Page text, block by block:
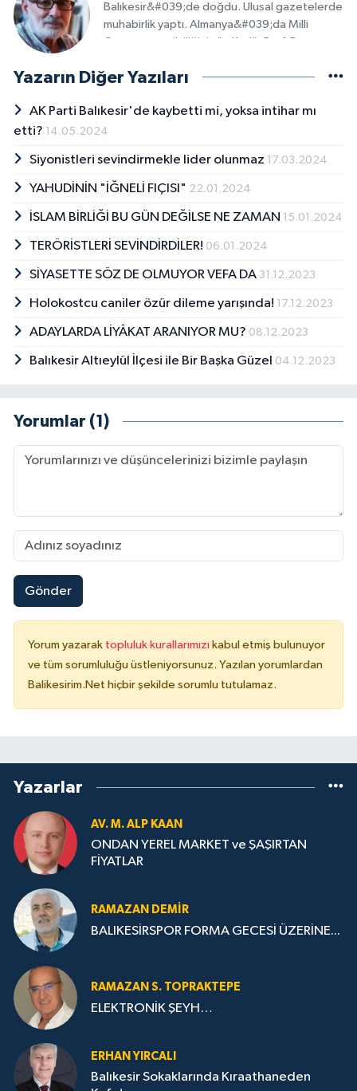
Balıkesir&#039;de doğdu. Ulusal gazetelerde
muhabirlik yaptı. Almanya&#039;da Milli
Gazete temsilciliğini sürdürdü. Prof. Dr.
Selamet Partisi ve Refah Partisi&#039;nde
yerel gazetelerde köşe yazıları yayımlandı.
Halen İNFAK-DER yönetiminde insanlığa hizmet
Yazarın Diğer Yazıları
AK Parti Balıkesir'de kaybetti mi, yoksa intihar mı
etti? 14.05.2024
Siyonistleri sevindirmekle lider olunmaz 17.03.2024
YAHUDİNİN "İĞNELİ FIÇISI" 22.01.2024
İSLAM BİRLİĞİ BU GÜN DEĞİLSE NE ZAMAN 15.01.2024
TERÖRİSTLERİ SEVİNDİRDİLER! 06.01.2024
SİYASETTE SÖZ DE OLMUYOR VEFA DA 31.12.2023
Holokostcu caniler özür dileme yarışında! 17.12.2023
ADAYLARDA LİYÂKAT ARANIYOR MU? 08.12.2023
Balıkesir Altıeylül İlçesi ile Bir Başka Güzel 04.12.2023
Yorumlar (1)
Gönder
Yorum yazarak topluluk kurallarımızı kabul etmiş bulunuyor
ve tüm sorumluluğu üstleniyorsunuz. Yazılan yorumlardan
Balikesirim.Net hiçbir şekilde sorumlu tutulamaz.
Yazarlar
AV. M. ALP KAAN
ONDAN YEREL MARKET ve ŞAŞIRTAN
FİYATLAR
RAMAZAN DEMİR
BALIKESİRSPOR FORMA GECESİ ÜZERİNE...
RAMAZAN S. TOPRAKTEPE
ELEKTRONİK ŞEYH…
ERHAN YIRCALI
Balıkesir Sokaklarında Kıraathaneden